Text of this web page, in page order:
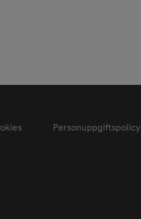
Personuppgiftspolicy